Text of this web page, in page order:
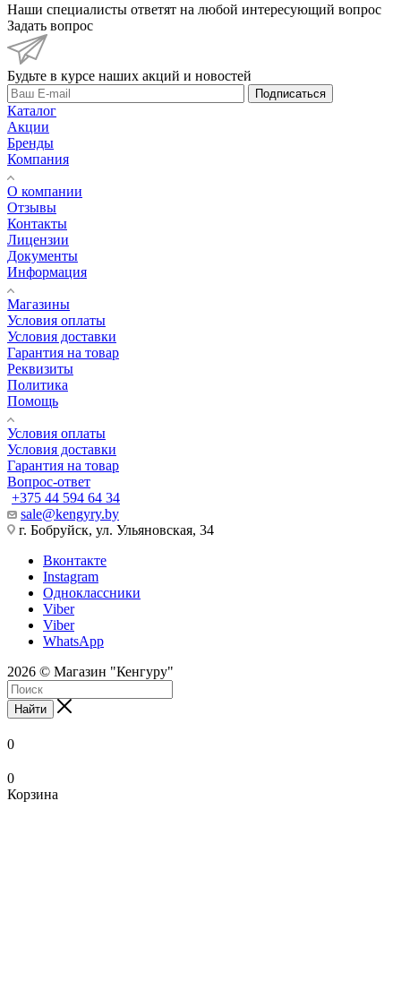
Наши специалисты ответят на любой интересующий вопрос
Задать вопрос
Будьте в курсе наших акций и новостей
Подписаться
Каталог
Акции
Бренды
Компания
О компании
Отзывы
Контакты
Лицензии
Документы
Информация
Магазины
Условия оплаты
Условия доставки
Гарантия на товар
Реквизиты
Политика
Помощь
Условия оплаты
Условия доставки
Гарантия на товар
Вопрос-ответ
+375 44 594 64 34
sale@kengyry.by
г. Бобруйск, ул. Ульяновская, 34
Вконтакте
Instagram
Одноклассники
Viber
Viber
WhatsApp
2026 © Магазин "Кенгуру"
Найти
0
0
Корзина